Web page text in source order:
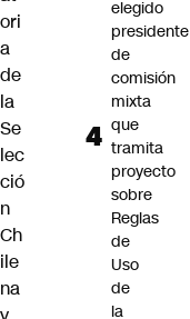
ori
a
de
la
Se
lec
ció
n
Ch
ile
na
elegido
presidente
de
comisión
mixta
que
tramita
proyecto
sobre
Reglas
de
Uso
de
la